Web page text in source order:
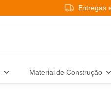
Entregas
Material de Construção